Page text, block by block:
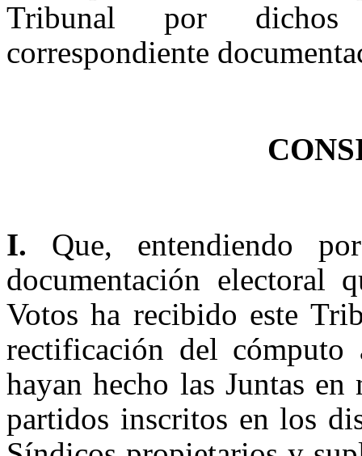
Tribunal por dichos
correspondiente
I. Que, entendiendo
documentación electoral
Votos ha recibido este
rectificación del
hayan hecho las Juntas
partidos inscritos en los